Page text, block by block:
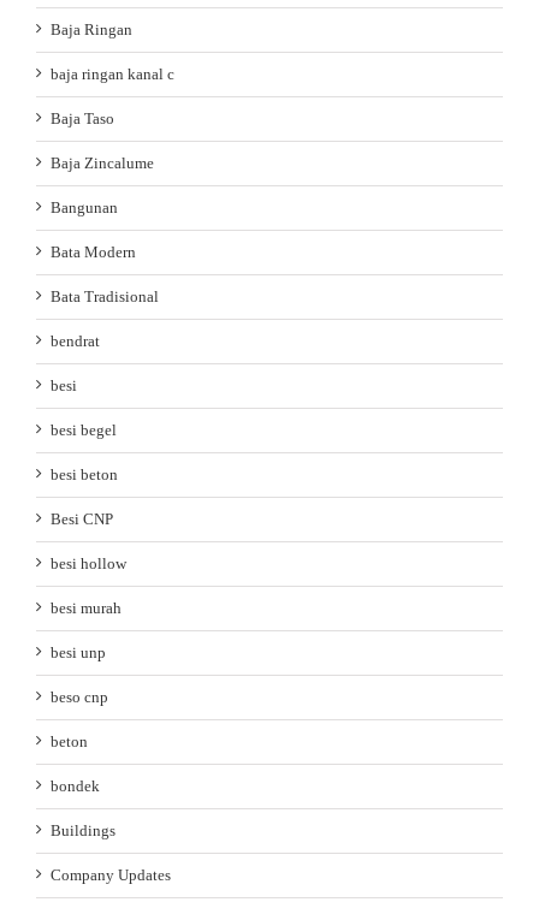
Baja Ringan
baja ringan kanal c
Baja Taso
Baja Zincalume
Bangunan
Bata Modern
Bata Tradisional
bendrat
besi
besi begel
besi beton
Besi CNP
besi hollow
besi murah
besi unp
beso cnp
beton
bondek
Buildings
Company Updates